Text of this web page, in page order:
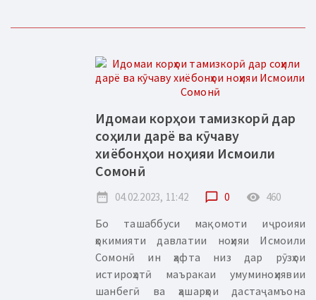
Идомаи корҳои тамизкорӣ дар
соҳили дарё ва кӯчаву
хиёбонҳои ноҳияи Исмоили
Сомонӣ
date_range 04.02.2023, 11:42 chat_bubble_outline 0 remove_red_eye 460
Бо ташаббуси мақомоти иҷроияи
ҳокимияти давлатии ноҳияи Исмоили
Сомонӣ ин ҳафта низ дар рӯзҳои
истироҳатӣ маъракаи умуминоҳиявии
шанбегӣ ва ҳашарҳои дастаҷамъона